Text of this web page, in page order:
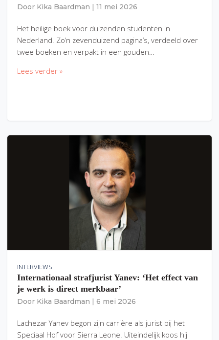
Door Kika Baardman 11 mei 2026
Het heilige boek voor duizenden studenten in
Nederland. Zo’n zevenduizend pagina’s, verdeeld over
twee boeken en verpakt in een gouden…
Lees verder »
INTERVIEWS
Internationaal strafjurist Yanev: ‘Het effect van
je werk is direct merkbaar’
Door Kika Baardman 6 mei 2026
Lachezar Yanev begon zijn carrière als jurist bij het
Speciaal Hof voor Sierra Leone. Uiteindelijk koos hij